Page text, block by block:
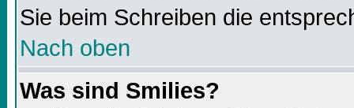
Sie beim Schreiben die
Nach oben
Was sind Smilies?